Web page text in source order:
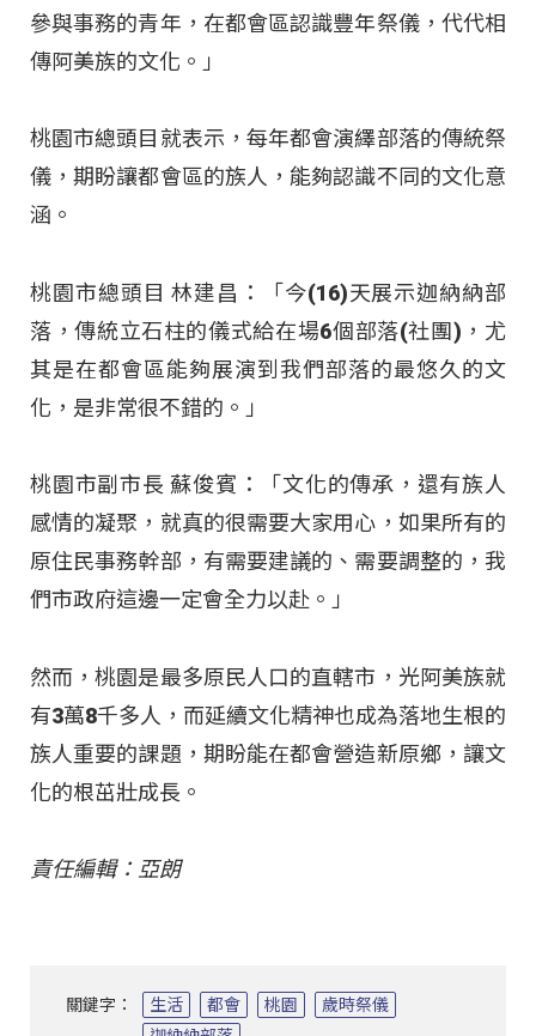
參與事務的青年，在都會區認識豐年祭儀，代代相
傳阿美族的文化。」
桃園市總頭目就表示，每年都會演繹部落的傳統祭
儀，期盼讓都會區的族人，能夠認識不同的文化意
涵。
桃園市總頭目 林建昌：「今(16)天展示迦納納部
落，傳統立石柱的儀式給在場6個部落(社團)，尤
其是在都會區能夠展演到我們部落的最悠久的文
化，是非常很不錯的。」
桃園市副市長 蘇俊賓：「文化的傳承，還有族人
感情的凝聚，就真的很需要大家用心，如果所有的
原住民事務幹部，有需要建議的、需要調整的，我
們市政府這邊一定會全力以赴。」
然而，桃園是最多原民人口的直轄市，光阿美族就
有3萬8千多人，而延續文化精神也成為落地生根的
族人重要的課題，期盼能在都會營造新原鄉，讓文
化的根茁壯成長。
責任編輯：亞朗
關鍵字： 生活 都會 桃園
歲時祭儀